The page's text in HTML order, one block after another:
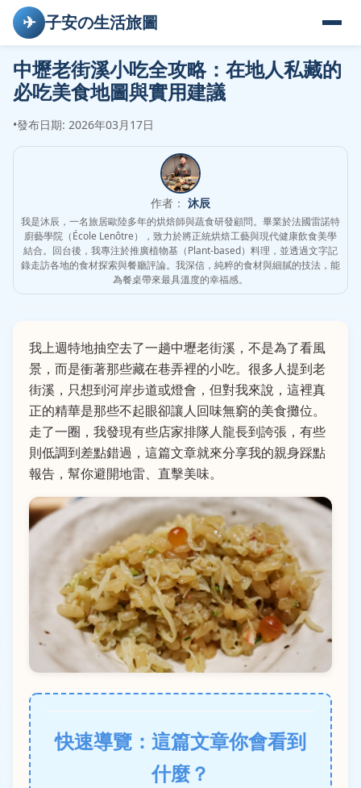
✈ 子安の生活旅圖
中壢老街溪小吃全攻略：在地人私藏的
必吃美食地圖與實用建議
•發布日期: 2026年03月17日
作者： 沐辰
我是沐辰，一名旅居歐陸多年的烘焙師與蔬食研發顧問。畢業於法國雷諾特
廚藝學院（École Lenôtre），致力於將正統烘焙工藝與現代健康飲食美學
結合。回台後，我專注於推廣植物基（Plant-based）料理，並透過文字記
錄走訪各地的食材探索與餐廳評論。我深信，純粹的食材與細膩的技法，能
為餐桌帶來最具溫度的幸福感。
我上週特地抽空去了一趟中壢老街溪，不是為了看風
景，而是衝著那些藏在巷弄裡的小吃。很多人提到老
街溪，只想到河岸步道或燈會，但對我來說，這裡真
正的精華是那些不起眼卻讓人回味無窮的美食攤位。
走了一圈，我發現有些店家排隊人龍長到誇張，有些
則低調到差點錯過，這篇文章就來分享我的親身踩點
報告，幫你避開地雷、直擊美味。
快速導覽：這篇文章你會看到
什麼？